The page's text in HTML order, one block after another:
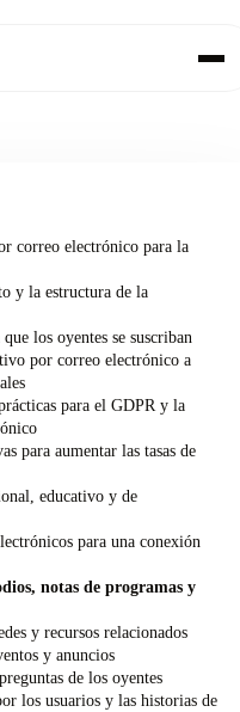
correo electrónico para la
y la estructura de la
los oyentes se suscriban
por correo electrónico a
para el GDPR y la
para aumentar las tasas de
educativo y de
para una conexión
notas de programas y
y recursos relacionados
y anuncios
de los oyentes
los usuarios y las historias de